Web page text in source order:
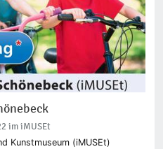
im iMUSEt
Kunstmuseum (iMUSEt)